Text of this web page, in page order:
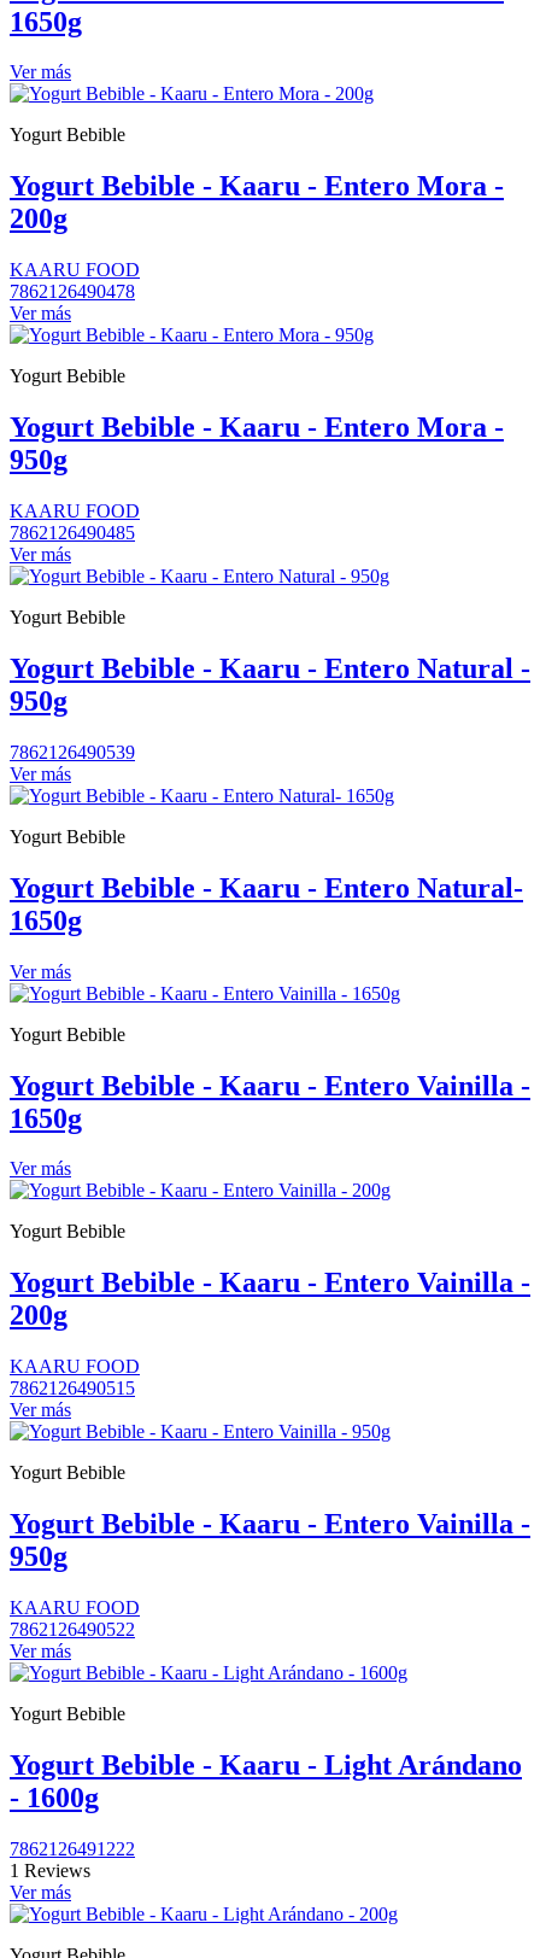
1650g
Ver más
Yogurt Bebible
Yogurt Bebible - Kaaru - Entero Mora -
200g
KAARU FOOD
7862126490478
Ver más
Yogurt Bebible
Yogurt Bebible - Kaaru - Entero Mora -
950g
KAARU FOOD
7862126490485
Ver más
Yogurt Bebible
Yogurt Bebible - Kaaru - Entero Natural -
950g
7862126490539
Ver más
Yogurt Bebible
Yogurt Bebible - Kaaru - Entero Natural-
1650g
Ver más
Yogurt Bebible
Yogurt Bebible - Kaaru - Entero Vainilla -
1650g
Ver más
Yogurt Bebible
Yogurt Bebible - Kaaru - Entero Vainilla -
200g
KAARU FOOD
7862126490515
Ver más
Yogurt Bebible
Yogurt Bebible - Kaaru - Entero Vainilla -
950g
KAARU FOOD
7862126490522
Ver más
Yogurt Bebible
Yogurt Bebible - Kaaru - Light Arándano
- 1600g
7862126491222
1 Reviews
Ver más